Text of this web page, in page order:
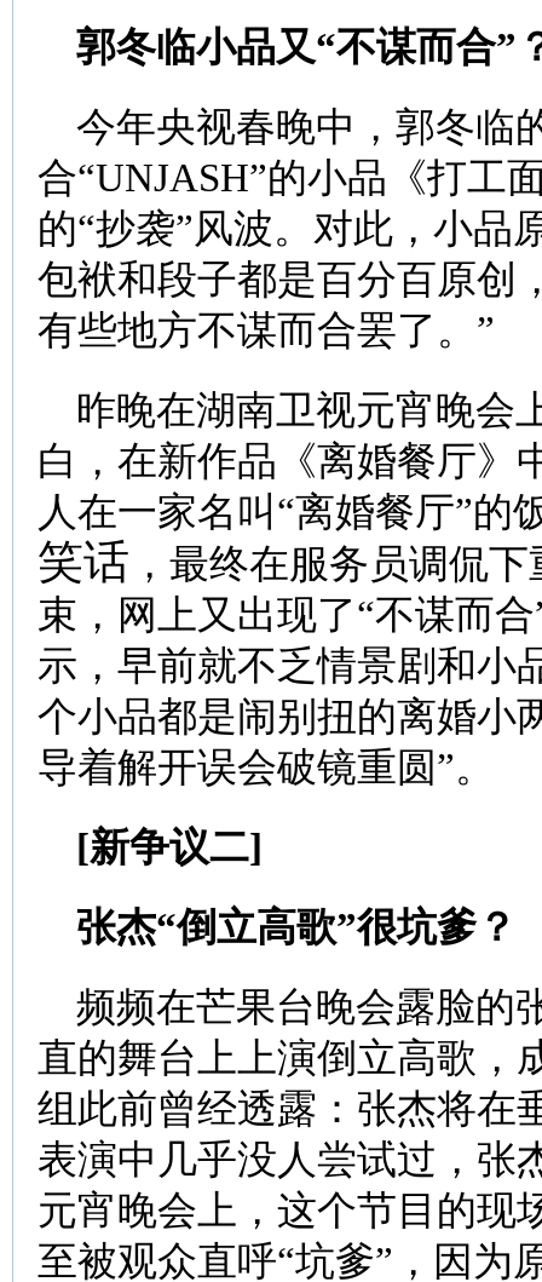
郭冬临小品又“不谋而合”
今年央视春晚中，郭冬临
合“UNJASH”的小品《打工
的“抄袭”风波。对此，小品
包袱和段子都是百分百原创
有些地方不谋而合罢了。”
昨晚在湖南卫视元宵晚会
白，在新作品《离婚餐厅》
人在一家名叫“离婚餐厅”的
笑话 ，最终在服务员调侃
束，网上又出现了“不谋而
示，早前就不乏情景剧和小
个小品都是闹别扭的离婚小
导着解开误会破镜重圆”。
[新争议二]
张杰“倒立高歌”很坑爹？
频频在芒果台晚会露脸的
直的舞台上上演倒立高歌，
组此前曾经透露：张杰将在
表演中几乎没人尝试过，张
元宵晚会上，这个节目的现
至被观众直呼“坑爹”，因为